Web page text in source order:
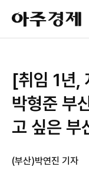
아
주
경
[취임 1년,
박형준 부
고 싶은 부
(부산)박연진 기자